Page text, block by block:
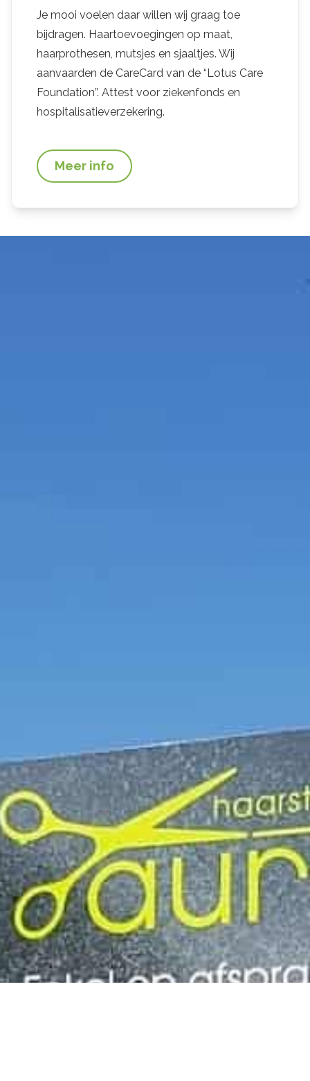
Je mooi voelen daar willen wij graag toe
bijdragen. Haartoevoegingen op maat,
haarprothesen, mutsjes en sjaaltjes. Wij
aanvaarden de CareCard van de “Lotus Care
Foundation”. Attest voor ziekenfonds en
hospitalisatieverzekering.
Meer info